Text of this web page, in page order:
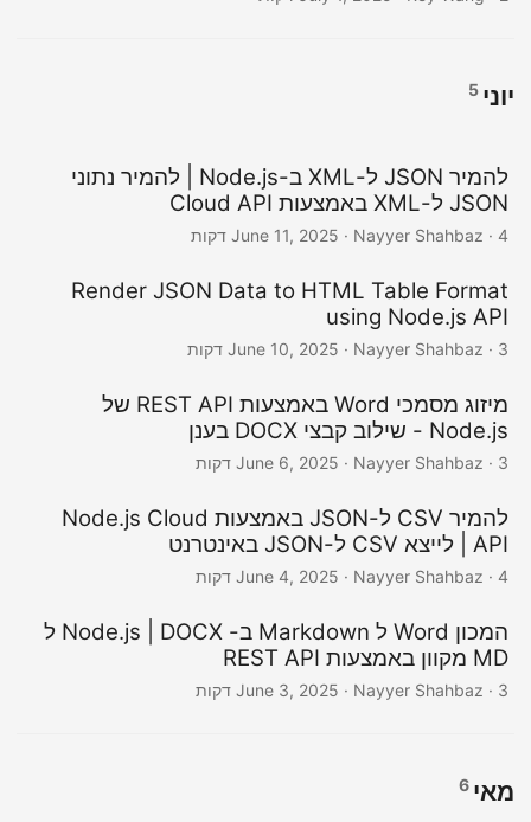
יוני5
להמיר JSON ל-XML ב-Node.js | להמיר נתוני
JSON ל-XML באמצעות Cloud API
June 11, 2025 · Nayyer Shahbaz · 4 דקות
Render JSON Data to HTML Table Format
using Node.js API
June 10, 2025 · Nayyer Shahbaz · 3 דקות
מיזוג מסמכי Word באמצעות REST API של
Node.js - שילוב קבצי DOCX בענן
June 6, 2025 · Nayyer Shahbaz · 3 דקות
להמיר CSV ל-JSON באמצעות Node.js Cloud
API | לייצא CSV ל-JSON באינטרנט
June 4, 2025 · Nayyer Shahbaz · 4 דקות
המכון Word ל Markdown ב- Node.js | DOCX ל
MD מקוון באמצעות REST API
June 3, 2025 · Nayyer Shahbaz · 3 דקות
מאי6